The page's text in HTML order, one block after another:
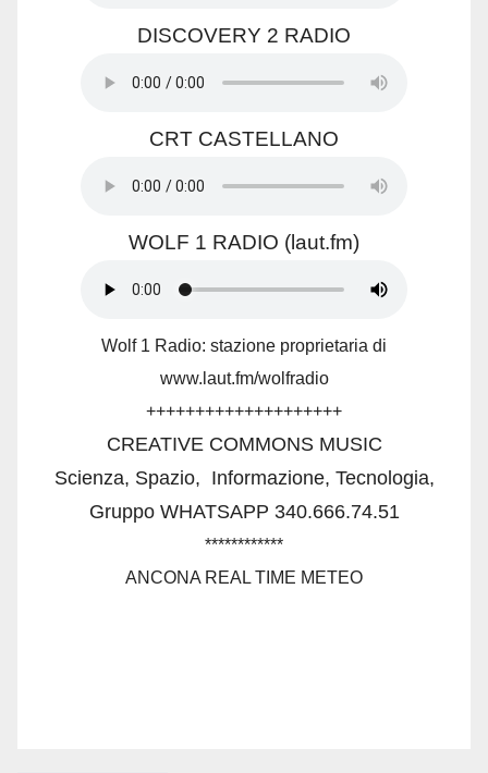
DISCOVERY 2 RADIO
CRT CASTELLANO
WOLF 1 RADIO (laut.fm)
Wolf 1 Radio: stazione proprietaria di
www.laut.fm/wolfradio
++++++++++++++++++++
CREATIVE COMMONS MUSIC
Scienza, Spazio, Informazione, Tecnologia,
Gruppo WHATSAPP 340.666.74.51
************
ANCONA REAL TIME METEO